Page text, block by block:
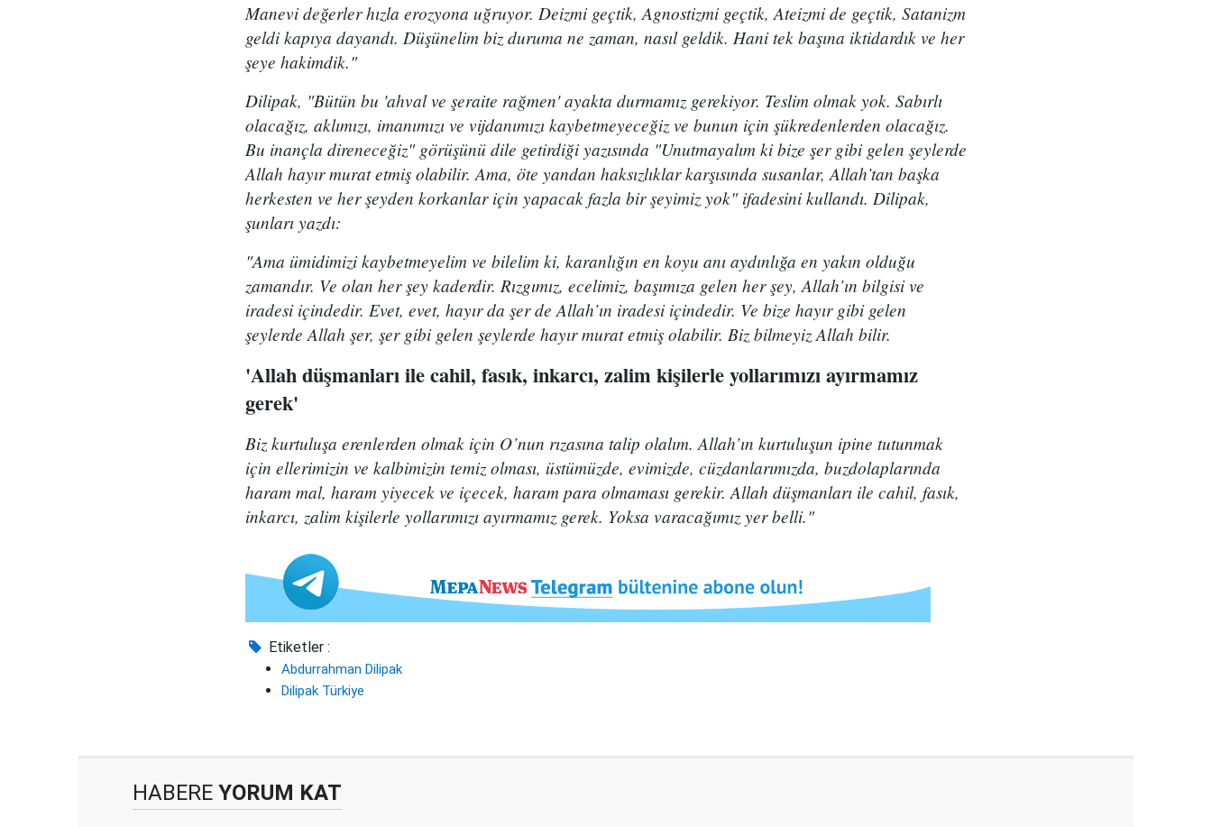
Manevi değerler hızla erozyona uğruyor. Deizmi geçtik, Agnostizmi geçtik, Ateizmi de geçtik, Satanizm
geldi kapıya dayandı. Düşünelim biz duruma ne zaman, nasıl geldik. Hani tek başına iktidardık ve her
şeye hakimdik."
Dilipak, "Bütün bu 'ahval ve şeraite rağmen' ayakta durmamız gerekiyor. Teslim olmak yok. Sabırlı
olacağız, aklımızı, imanımızı ve vijdanımızı kaybetmeyeceğiz ve bunun için şükredenlerden olacağız.
Bu inançla direneceğiz" görüşünü dile getirdiği yazısında "Unutmayalım ki bize şer gibi gelen şeylerde
Allah hayır murat etmiş olabilir. Ama, öte yandan haksızlıklar karşısında susanlar, Allah’tan başka
herkesten ve her şeyden korkanlar için yapacak fazla bir şeyimiz yok" ifadesini kullandı. Dilipak,
şunları yazdı:
"Ama ümidimizi kaybetmeyelim ve bilelim ki, karanlığın en koyu anı aydınlığa en yakın olduğu
zamandır. Ve olan her şey kaderdir. Rızgımız, ecelimiz, başımıza gelen her şey, Allah’ın bilgisi ve
iradesi içindedir. Evet, evet, hayır da şer de Allah’ın iradesi içindedir. Ve bize hayır gibi gelen
şeylerde Allah şer, şer gibi gelen şeylerde hayır murat etmiş olabilir. Biz bilmeyiz Allah bilir.
'Allah düşmanları ile cahil, fasık, inkarcı, zalim kişilerle yollarımızı ayırmamız
gerek'
Biz kurtuluşa erenlerden olmak için O’nun rızasına talip olalım. Allah’ın kurtuluşun ipine tutunmak
için ellerimizin ve kalbimizin temiz olması, üstümüzde, evimizde, cüzdanlarımızda, buzdolaplarında
haram mal, haram yiyecek ve içecek, haram para olmaması gerekir. Allah düşmanları ile cahil, fasık,
inkarcı, zalim kişilerle yollarımızı ayırmamız gerek. Yoksa varacağımız yer belli."
Etiketler :
Abdurrahman Dilipak
Dilipak Türkiye
HABERE YORUM KAT